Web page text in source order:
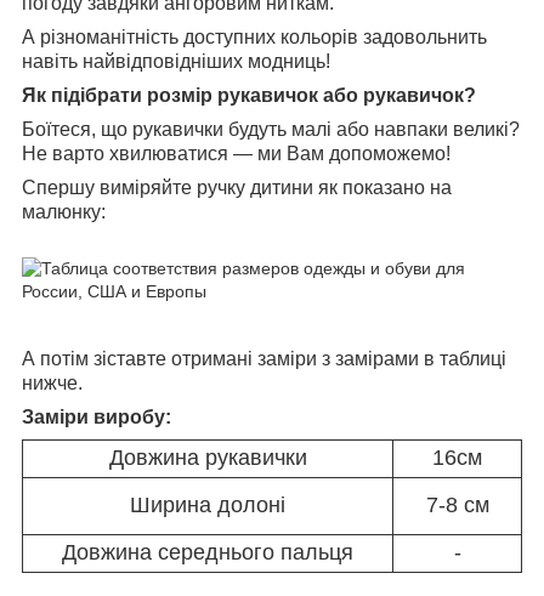
А різноманітність доступних кольорів задовольнить
навіть найвідповідніших модниць!
Як підібрати розмір рукавичок або рукавичок?
Боїтеся, що рукавички будуть малі або навпаки великі?
Не варто хвилюватися — ми Вам допоможемо!
Спершу виміряйте ручку дитини як показано на
малюнку:
А потім зіставте отримані заміри з замірами в таблиці
нижче.
Заміри виробу:
Довжина рукавички
16см
Ширина долоні
7-8 см
Довжина середнього пальця
-